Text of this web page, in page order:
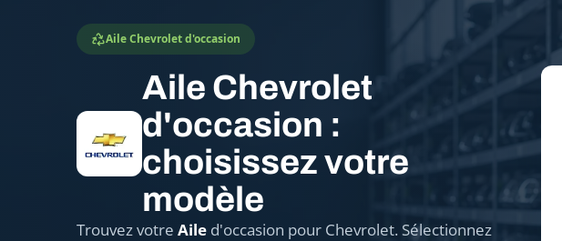
Aile Chevrolet d'occasion
Aile Chevrolet
d'occasion :
choisissez votre
modèle
Trouvez votre Aile d'occasion pour Chevrolet. Sélectionnez